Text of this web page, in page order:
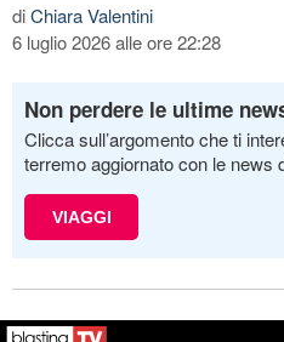
diChiara Valentini
6 luglio 2026 alle ore 22:28
Non perdere le ultime
Clicca sull’argomento che ti
terremo aggiornato con le news
VIAGGI